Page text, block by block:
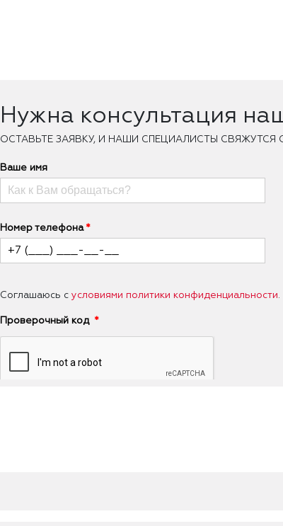
Нужна консультация
ОCТАВЬТЕ ЗАЯВКУ, И НАШИ СПЕЦИАЛИСТЫ
Ваше имя
Номер телефона
Соглашаюсь с условиями политики конфиденциальности.
Проверочный код